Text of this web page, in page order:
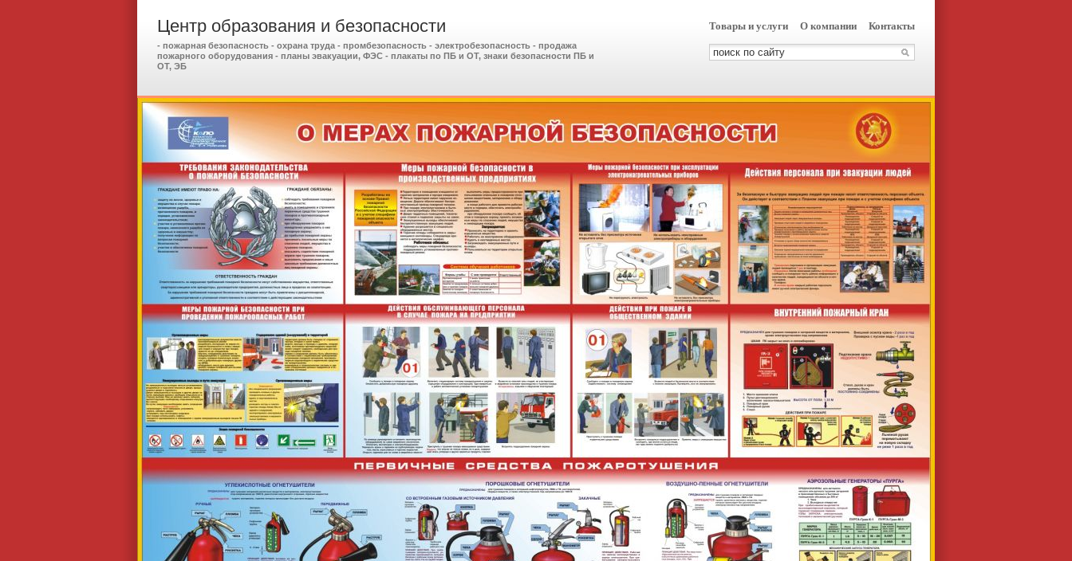
Центр образования и безопасности
- пожарная безопасность - охрана труда - промбезопасность - электробезопасность - продажа
пожарного оборудования - планы эвакуации, ФЭС - плакаты по ПБ и ОТ, знаки безопасности ПБ и
ОТ, ЭБ
Товары и услуги О компании Контакты